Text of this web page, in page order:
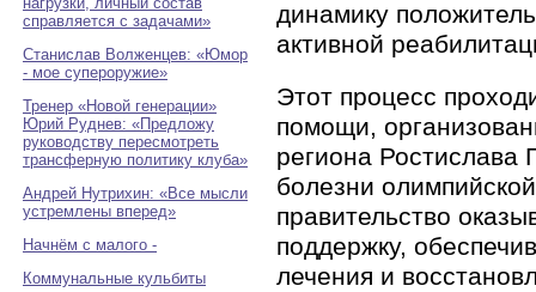
справляется с задачами»
Станислав Волженцев: «Юмор
- мое супероружие»
Тренер «Новой генерации»
Юрий Руднев: «Предложу
руководству пересмотреть
трансферную политику клуба»
Андрей Нутрихин: «Все мысли
устремлены вперед»
Начнём с малого -
Коммунальные кульбиты
динамику
активной
Этот процесс
помощи,
региона
болезни
правительство
поддержку,
лечения и